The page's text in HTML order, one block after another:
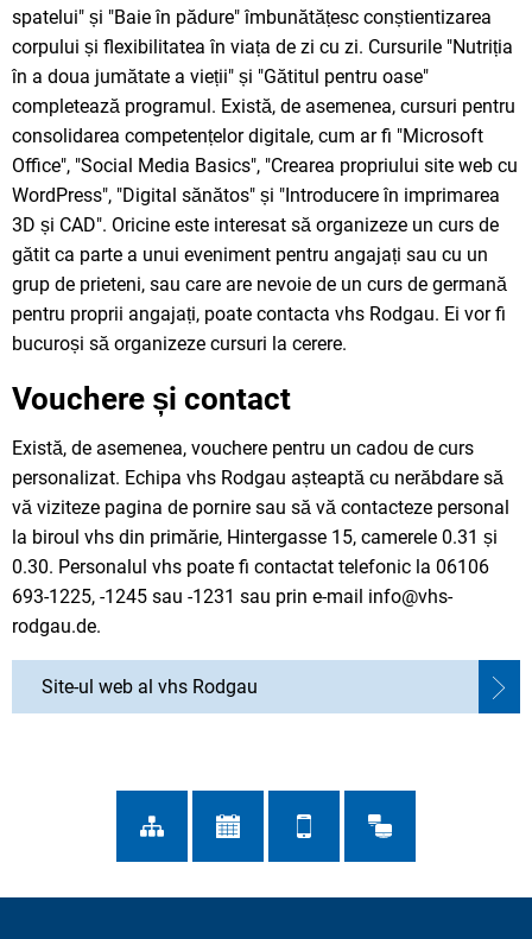
spatelui" și "Baie în pădure" îmbunătățesc conștientizarea
corpului și flexibilitatea în viața de zi cu zi. Cursurile "Nutriția
în a doua jumătate a vieții" și "Gătitul pentru oase"
completează programul. Există, de asemenea, cursuri pentru
consolidarea competențelor digitale, cum ar fi "Microsoft
Office", "Social Media Basics", "Crearea propriului site web cu
WordPress", "Digital sănătos" și "Introducere în imprimarea
3D și CAD". Oricine este interesat să organizeze un curs de
gătit ca parte a unui eveniment pentru angajați sau cu un
grup de prieteni, sau care are nevoie de un curs de germană
pentru proprii angajați, poate contacta vhs Rodgau. Ei vor fi
bucuroși să organizeze cursuri la cerere.
Vouchere și contact
Există, de asemenea, vouchere pentru un cadou de curs
personalizat. Echipa vhs Rodgau așteaptă cu nerăbdare să
vă viziteze pagina de pornire sau să vă contacteze personal
la biroul vhs din primărie, Hintergasse 15, camerele 0.31 și
0.30. Personalul vhs poate fi contactat telefonic la 06106
693-1225, -1245 sau -1231 sau prin e-mail info@vhs-
rodgau.de.
Site-ul web al vhs Rodgau